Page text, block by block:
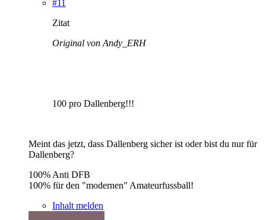
#11
Zitat
Original von Andy_ERH
100 pro Dallenberg!!!
Meint das jetzt, dass Dallenberg sicher ist oder bist du nur für
Dallenberg?
100% Anti DFB
100% für den "modernen" Amateurfussball!
Inhalt melden